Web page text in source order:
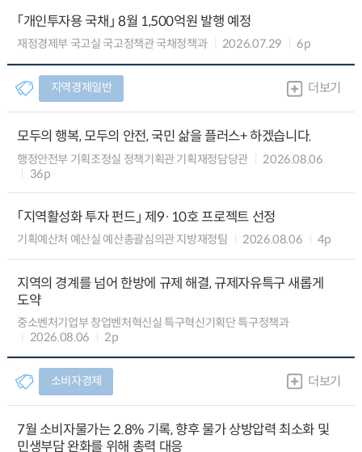
「개인투자용 국채」 8월 1,500억원 발행 예정
재정경제부 국고실 국고정책관 국채정책과 2026.07.29 6p
지역경제일반 더보기
모두의 행복, 모두의 안전, 국민 삶을 플러스+ 하겠습니다.
행정안전부 기획조정실 정책기획관 기획재정담당관
2026.08.06
36p
「지역활성화 투자 펀드」 제9·10호 프로젝트 선정
기획예산처 예산실 예산총괄심의관 지방재정팀 2026.08.06 4p
지역의 경계를 넘어 한방에 규제 해결, 규제자유특구 새롭게
도약
중소벤처기업부 창업벤처혁신실 특구혁신기획단 특구정책과
2026.08.06
2p
소비자경제 더보기
7월 소비자물가는 2.8% 기록, 향후 물가 상방압력 최소화 및
민생부담 완화를 위해 총력 대응